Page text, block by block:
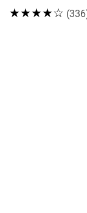
★★★★☆